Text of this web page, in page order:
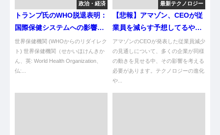
政治・経済
トランプ氏のWHO脱退表明：
国際保健システムへの影響と
遺憾の声
世界保健機関 (WHOからのリダイレク
ト) 世界保健機関（せかいほけんきか
ん、英: World Health Organization、
仏:...
最新テクノロジー
【悲報】アマゾン、CEOが従
業員を減らす予想してるやん
け！
アマゾンのCEOが発表した従業員減少
の見通しについて、多くの企業が同様
の動きを見せる中、その影響を考える
必要があります。テクノロジーの進化
や...